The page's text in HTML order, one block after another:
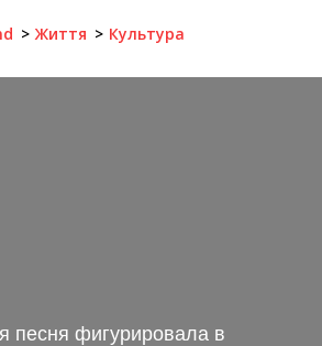
Життя Культура
песня фигурировала в